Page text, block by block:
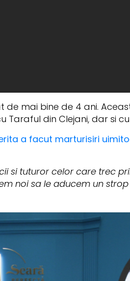
mai bine de 4 ani.
Taraful din Clejani, dar si
a facut marturisiri
si tuturor celor care trec
noi sa le aducem un strop